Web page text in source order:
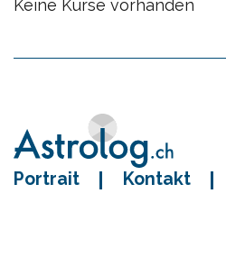
Keine Kurse vorhanden
Portrait Kontakt